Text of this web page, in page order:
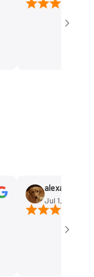
alexandra
Jul 1, 2023